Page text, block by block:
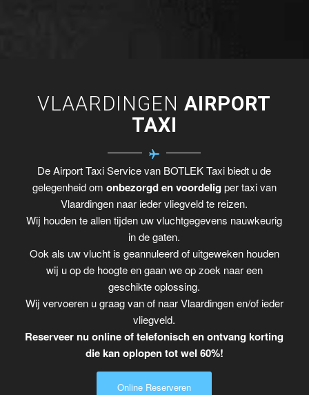
VLAARDINGENAIRPORT
TAXI
De Airport Taxi Service van BOTLEK Taxi biedt u de
gelegenheid om onbezorgd en voordelig per taxi van
Vlaardingen naar ieder vliegveld te reizen.
Wij houden te allen tijden uw vluchtgegevens nauwkeurig
in de gaten.
Ook als uw vlucht is geannuleerd of uitgeweken houden
wij u op de hoogte en gaan we op zoek naar een
geschikte oplossing.
Wij vervoeren u graag van of naar Vlaardingen en/of ieder
vliegveld.
Reserveer nu online of telefonisch en ontvang korting
die kan oplopen tot wel 60%!
Online Reserveren